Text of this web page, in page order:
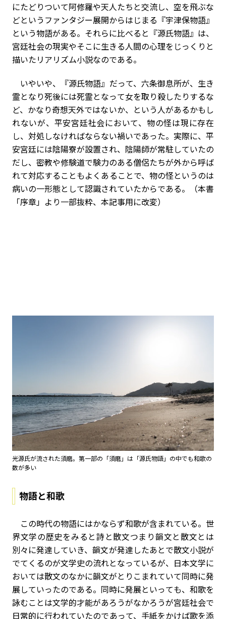
にたどりついて阿修羅や天人たちと交流し、空を飛ぶな
どというファンタジー展開からはじまる『宇津保物語』
という物語がある。それらに比べると『源氏物語』は、
宮廷社会の現実やそこに生きる人間の心理をじっくりと
描いたリアリズム小説なのである。
いやいや、『源氏物語』だって、六条御息所が、生き
霊となり死後には死霊となって女を取り殺したりするな
ど、かなり奇想天外ではないか、という人があるかもし
れないが、平安宮廷社会において、物の怪は現に存在
し、対処しなければならない禍いであった。実際に、平
安宮廷には陰陽寮が設置され、陰陽師が常駐していたの
だし、密教や修験道で験力のある僧侶たちが外から呼ば
れて対応することもよくあることで、物の怪というのは
病いの一形態として認識されていたからである。（本書
「序章」より一部抜粋、本記事用に改変）
光源氏が流された須磨。第一部の「須磨」は「源氏物語」の中でも和歌の
数が多い
物語と和歌
この時代の物語にはかならず和歌が含まれている。世
界文学の歴史をみると詩と散文つまり韻文と散文とは
別々に発達していき、韻文が発達したあとで散文小説が
でてくるのが文学史の流れとなっているが、日本文学に
おいては散文のなかに韻文がとりこまれていて同時に発
展していったのである。同時に発展といっても、和歌を
詠むことは文学的才能があろうがなかろうが宮廷社会で
日常的に行われていたのであって、手紙をかけば歌を添